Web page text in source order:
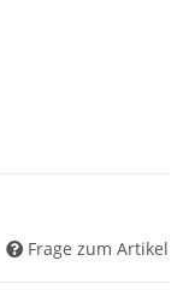
Frage zum Artikel